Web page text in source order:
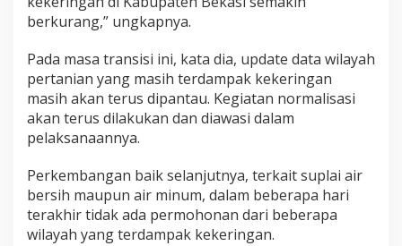
berkurang,” ungkapnya.
Pada masa transisi ini, kata dia, update data wilayah
pertanian yang masih terdampak kekeringan
masih akan terus dipantau. Kegiatan normalisasi
akan terus dilakukan dan diawasi dalam
pelaksanaannya.
Perkembangan baik selanjutnya, terkait suplai air
bersih maupun air minum, dalam beberapa hari
terakhir tidak ada permohonan dari beberapa
wilayah yang terdampak kekeringan.